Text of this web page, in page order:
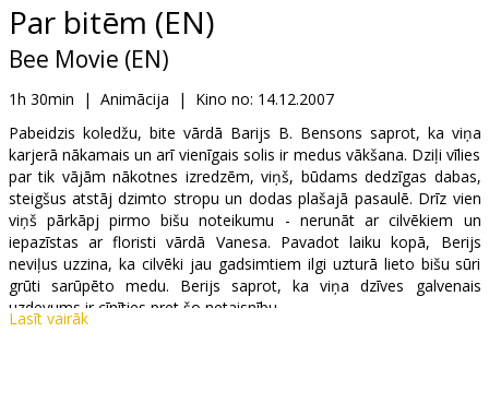
B2B
Kino
Klubs
Par bitēm (EN)
Bee Movie (EN)
1h 30min | Animācija | Kino no: 14.12.2007
Pabeidzis koledžu, bite vārdā Barijs B. Bensons saprot, ka viņa
karjerā nākamais un arī vienīgais solis ir medus vākšana. Dziļi vīlies
par tik vājām nākotnes izredzēm, viņš, būdams dedzīgas dabas,
steigšus atstāj dzimto stropu un dodas plašajā pasaulē. Drīz vien
viņš pārkāpj pirmo bišu noteikumu - nerunāt ar cilvēkiem un
iepazīstas ar floristi vārdā Vanesa. Pavadot laiku kopā, Berijs
neviļus uzzina, ka cilvēki jau gadsimtiem ilgi uzturā lieto bišu sūri
grūti sarūpēto medu. Berijs saprot, ka viņa dzīves galvenais
uzdevums ir cīnīties pret šo netaisnību.
Lasīt vairāk